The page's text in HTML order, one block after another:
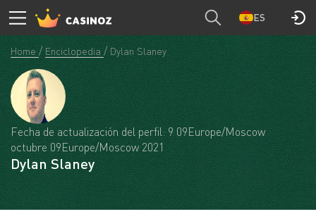
ES
Home Enciclopedia Dylan Slaney
Fecha de actualización del perfil: 9 09Europe/Moscow
octubre 09Europe/Moscow 2021
Dylan Slaney